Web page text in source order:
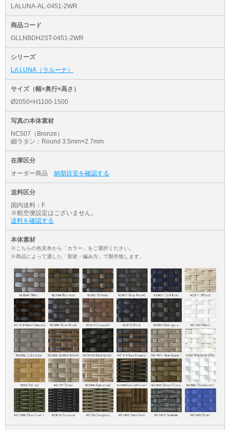
LALUNA-AL-0451-2WR
商品コード
GLLNBDH2ST-0451-2WR
シリーズ
LA LUNA（ラルーナ）
サイズ（幅×奥行×高さ）
Ø2050×H1100-1500
写真の本体素材
NC507（Bronze）
細ラタン：Round 3.5mm×2.7mm
在庫区分
オーダー商品 納期目安を確認する
送料区分
国内送料：F
※航空便設定はございません。
送料を確認する
本体素材
※こちらの色見本から「カラー」をご選択ください。
※商品によって適した「形状・編み方」で製作致します。